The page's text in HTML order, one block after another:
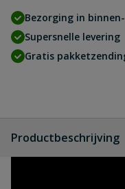
Bezorging in
Supersnelle levering
Gratis
Productbeschrijving